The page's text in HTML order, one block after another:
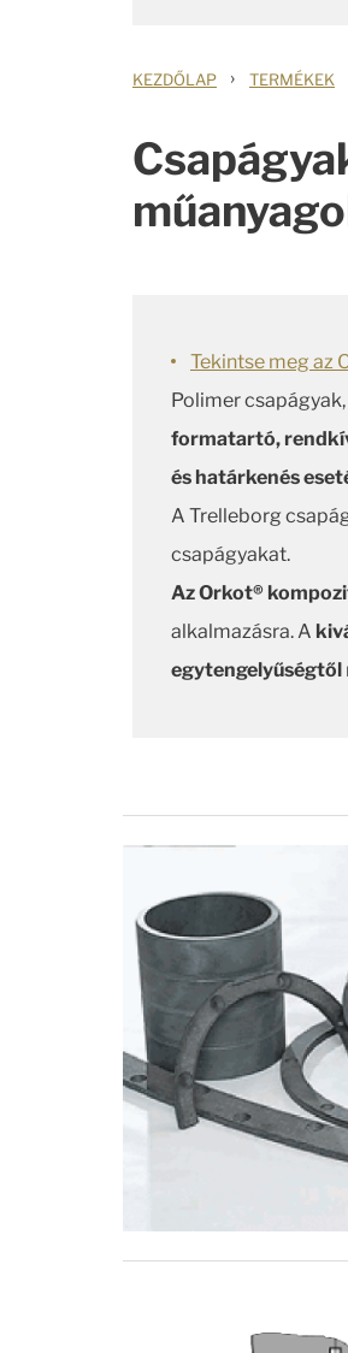
KEZDŐLAP › TERMÉKEK
Tekintse meg az
Polimer
formatartó,
és határkenés
A Trelleborg
csapágyakat.
Az Orkot®
alkalmazásra. A
egytengelyűségtől